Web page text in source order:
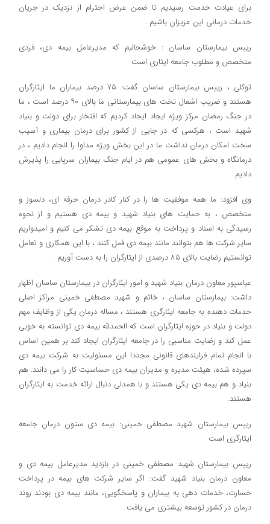
برای عیادت خدمت رسیدیم تا ضمن عرض احترام از نزدیک در جریان
خدمات درمانی این عزیزان باشیم .
رییس بیمارستان ساسان : خوشحالیم که مدیرعامل بیمه دی، فردی
متخصص و مطلوب جامعه ایثاری است
توکلی ، رییس بیمارستان ساسان گفت: ۷۵ درصد بیماران ما ایثارگران
هستند و ضریب اشعال تخت های بیمارستاتی ما بالای ۹۰ درصد است ، ما
در جنگ رمضان مرکز ویژه ایجاد ایجاد کردیم که افتخار برای دولت و بنیاد
شهید است ، هرکسی که در جایی از کشور برای درمان بیماری و آسیب
سخت امکان درمان نداشت ما در این بخش ویژه مداوا را انجام دادیم ، در
درمانگاه و بخش های عمومی هم در ایام جنگ بیماران سرپایی را پذیرش
دادیم .
وی افزود: ما همه موفقیت ها را در کنار کادر درمان حرفه ای، دلسوز و
متخصص ، به حمایت های بنیاد شهید و بیمه دی هستیم و از نحوه
رسیدگی به اسناد و پرداخت به موقع بیمه دی تشکر می کنیم و امیدواریم
سایر شرکت ها هم بتوانند مانند بیمه دی فمل کنند ، با این همکاری و تعامل
توانستیم رضایت بالای ۸۵ درصدی از ایثارگران را به دست آوریم .
عباسپور معاون درمان بنیاد شهید و امور ایثارگران در بیمارستان ساسان اظهار
داشت: بیمارستان ساسان ، خاتم و شهید مصطفی خمینی مراکز اصلی
خدمات دهنده به جامعه ایثارگری هستند ، مساله درمان یکی از وظایف مهم
دولت و بنیاد در حوزه ایثارگران است که الحمدلله بیمه دی توانسته به خوبی
عمل کند و رضایت مناسبی را در جامعه ایثارگران ایجاد کند بر همین اساس
با انجام تمام فرایندهای قانونی مجددا این مسئولیت به شرکت بیمه دی
سپرده شده، هیئت مدیره و مدیران بیمه دی حساسیت کار را می دانند. هم
بنیاد و هم بیمه دی یکی هستند و با همدلی دنبال ارائه خدمت به ایثارگران
هستند.
رییس بیمارستان شهید مصطفی خمینی: بیمه دی ستون درمان جامعه
ایثارگری است
رییس بیمارستان شهید مصطفی خمینی در بازدید مدیرعامل بیمه دی و
معاون درمان بنیاد شهید گفت: اگر سایر شرکت های بیمه در پرداخت
خسارت، خدمات دهی به بیماران و پاسخگویی، مانند بیمه دی بودند روند
درمان در کشور توسعه بیشتری می یافت .